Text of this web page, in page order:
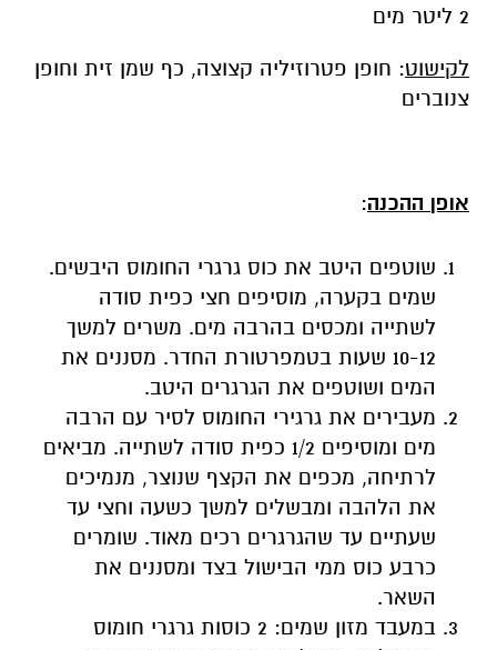
אופן ההכנה
לשתייה ומכסים בהרבה מים. משרים למשך
המים ושוטפים את הגרגרים היטב.
מעבירים את גרגירי החומוס לסיר עם הרבה
מים ומוסיפים 1/2 כפית סודה לשתייה. מביאים
לרתיחה, מכפים את הקצף שנוצר, מנמיכים
את הלהבה ומבשלים למשך כשעה וחצי עד
שעתיים עד שהגרגרים רכים מאוד. שומרים
כרבע כוס ממי הבישול בצד ומסננים את
השאר.
במעבד מזון שמים: 2 כוסות גרגרי חומוס
מבושלים, מיץ לימון, שן שום כתושה וחצי
כפית מלח. טוחנים היטב עד שהמרקם הופך
למשחתי. מוסיפים את חצי כוס הטחינה
הגולמית וממשיכים לטחון.